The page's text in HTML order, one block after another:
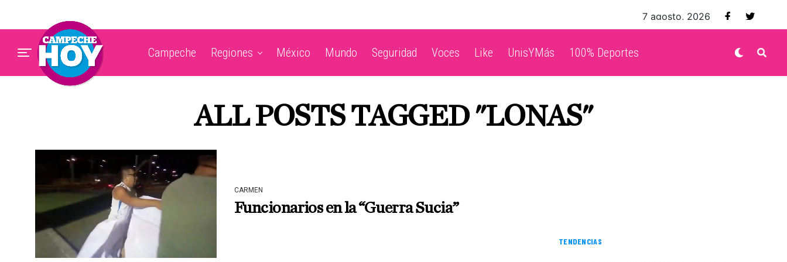
7 agosto, 2026
Campeche Regiones México Mundo Seguridad Voces Like UnisYMás 100% Deportes
ALL POSTS TAGGED "LONAS"
CARMEN
Funcionarios en la “Guerra Sucia”
TENDENCIAS